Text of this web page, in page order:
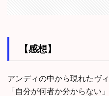
【感想】
アンディの中から現れたヴ
「自分が何者か分からない